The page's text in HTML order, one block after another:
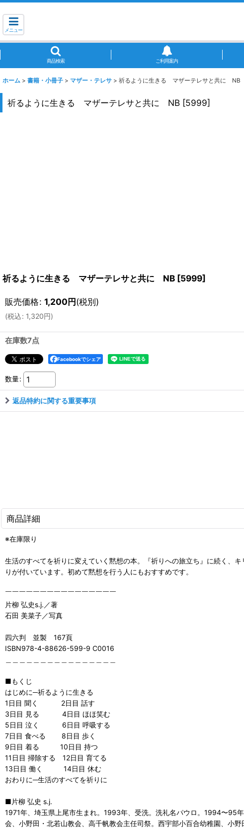
メニュー
商品検索 ご利用案内
ホーム > 書籍・小冊子 > マザー・テレサ > 祈るように生きる マザーテレサと共に NB
祈るように生きる マザーテレサと共に NB [5999]
祈るように生きる マザーテレサと共に NB [5999]
販売価格: 1,200円(税別)
(税込: 1,320円)
在庫数7点
Facebookでシェア
数量:
返品特約に関する重要事項
商品詳細
※在庫限り
生活のすべてを祈りに変えていく黙想の本。『祈りへの旅立ち』に続く、
りが付いています。初めて黙想を行う人にもおすすめです。
￣￣￣￣￣￣￣￣￣￣￣￣￣￣￣￣
片柳 弘史s.j.／著
石田 美菜子／写真
四六判 並製 167頁
ISBN978-4-88626-599-9 C0016
■もくじ
はじめに─祈るように生きる
1日目 聞く 2日目 話す
3日目 見る 4日目 ほほ笑む
5日目 泣く 6日目 呼吸する
7日目 食べる 8日目 歩く
9日目 着る 10日目 持つ
11日目 掃除する 12日目 育てる
13日目 働く 14日目 休む
おわりに─生活のすべてを祈りに
■片柳 弘史 s.j.
1971年、埼玉県上尾市生まれ。1993年、受洗。洗礼名パウロ。1994〜95
会、小野田・北若山教会、高千帆教会主任司祭。西宇部小百合幼稚園、小野